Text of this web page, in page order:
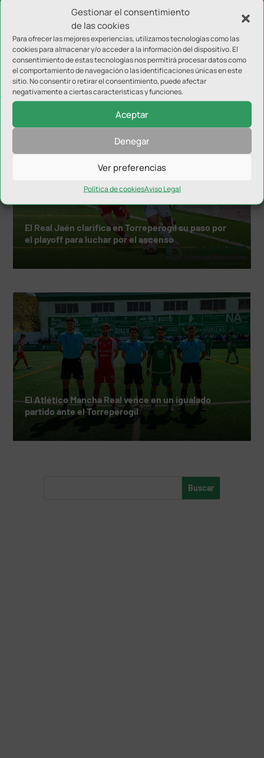
Gestionar el consentimiento
de las cookies
Para ofrecer las mejores experiencias, utilizamos tecnologías como las
cookies para almacenar y/o acceder a la información del dispositivo. El
consentimiento de estas tecnologías nos permitirá procesar datos como
el comportamiento de navegación o las identificaciones únicas en este
sitio. No consentir o retirar el consentimiento, puede afectar
negativamente a ciertas características y funciones.
Aceptar
Denegar
Ver preferencias
Política de cookiesAviso Legal
NOTICIAS RELACIONADAS
El Real Jaén clarifica en Torreperogil su paso por
el playoff para luchar por el ascenso
El Atlético Mancha Real vence en un igualado
partido ante el Torreperogil